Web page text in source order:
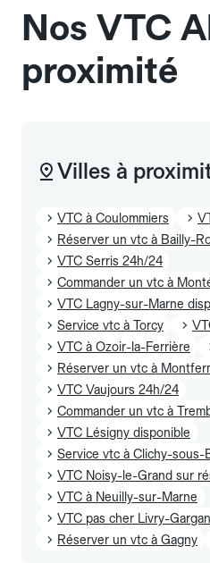
Nos VTC
proximité
Villes à
VTC à Coulommiers
Réserver un vtc à Bailly-
VTC Serris 24h/24
Commander un vtc à
VTC Lagny-sur-Marne
Service vtc à Torcy
VTC à Ozoir-la-Ferrière
Réserver un vtc à
VTC Vaujours 24h/24
Commander un vtc à
VTC Lésigny disponible
Service vtc à Clichy-sous-
VTC Noisy-le-Grand sur
VTC à Neuilly-sur-Marne
VTC pas cher Livry-Gargan
Réserver un vtc à Gagny